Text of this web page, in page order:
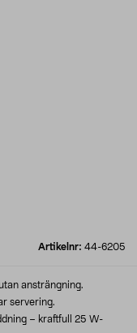
Artikelnr: 44-6205
ansträngning.
servering.
– kraftfull 25 W-